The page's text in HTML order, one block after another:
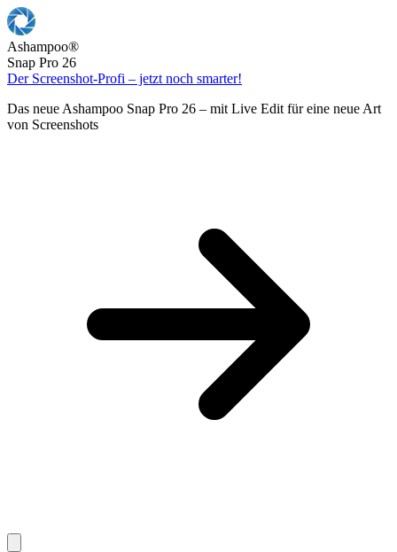
Ashampoo®
Snap Pro 26
Der Screenshot-Profi – jetzt noch smarter!
Das neue Ashampoo Snap Pro 26 – mit Live Edit für eine neue Art
von Screenshots